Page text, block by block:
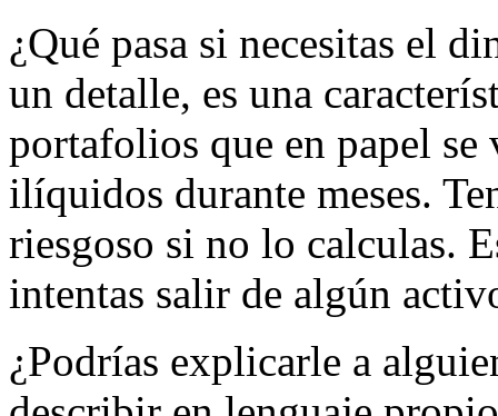
¿Qué pasa si necesitas el
un detalle, es una
portafolios que en papel
ilíquidos durante meses.
riesgoso si no lo calculas.
intentas salir de algún
¿Podrías explicarle a